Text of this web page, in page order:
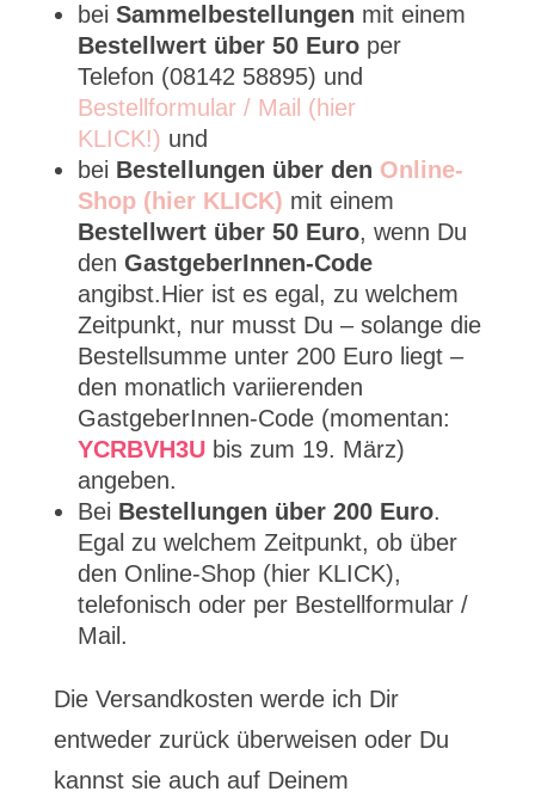
bei Sammelbestellungen mit einem
Bestellwert über 50 Euro per
Telefon (08142 58895) und
Bestellformular / Mail (hier
KLICK!) und
bei Bestellungen über den Online-
Shop (hier KLICK) mit einem
Bestellwert über 50 Euro, wenn Du
den GastgeberInnen-Code
angibst.Hier ist es egal, zu welchem
Zeitpunkt, nur musst Du – solange die
Bestellsumme unter 200 Euro liegt –
den monatlich variierenden
GastgeberInnen-Code (momentan:
YCRBVH3Ubis zum 19. März)
angeben.
Bei Bestellungen über 200 Euro.
Egal zu welchem Zeitpunkt, ob über
den Online-Shop (hier KLICK),
telefonisch oder per Bestellformular /
Mail.
Die Versandkosten werde ich Dir
entweder zurück überweisen oder Du
kannst sie auch auf Deinem